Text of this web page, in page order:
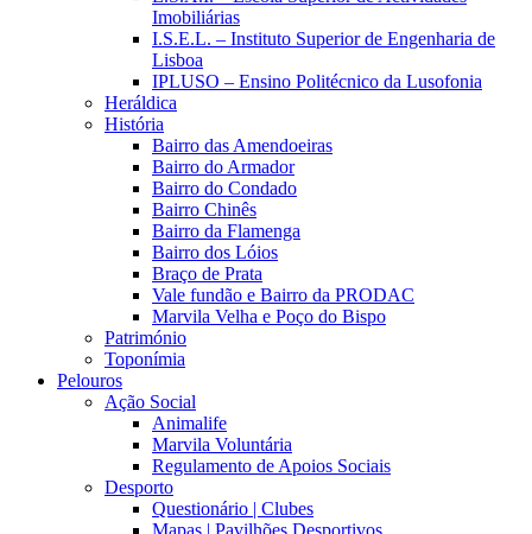
Imobiliárias
I.S.E.L. – Instituto Superior de Engenharia de
Lisboa
IPLUSO – Ensino Politécnico da Lusofonia
Heráldica
História
Bairro das Amendoeiras
Bairro do Armador
Bairro do Condado
Bairro Chinês
Bairro da Flamenga
Bairro dos Lóios
Braço de Prata
Vale fundão e Bairro da PRODAC
Marvila Velha e Poço do Bispo
Património
Toponímia
Pelouros
Ação Social
Animalife
Marvila Voluntária
Regulamento de Apoios Sociais
Desporto
Questionário | Clubes
Mapas | Pavilhões Desportivos